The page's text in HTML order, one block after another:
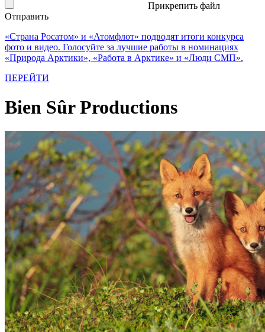
Прикрепить файл
Отправить
«Страна Росатом» и «Атомфлот» подводят итоги конкурса
фото и видео. Голосуйте за лучшие работы в номинациях
«Природа Арктики», «Работа в Арктике» и «Люди СМП».
ПЕРЕЙТИ
Bien Sûr Productions